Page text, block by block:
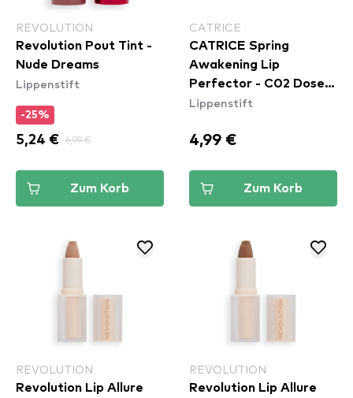
REVOLUTION
Revolution Pout Tint -
Nude Dreams
Lippenstift
-25%
5,24 € 6,99 €
Zum Korb
CATRICE
CATRICE Spring
Awakening Lip
Perfector - C02 Dose
Of Confidence
Lippenstift
4,99 €
Zum Korb
REVOLUTION
Revolution Lip Allure
REVOLUTION
Revolution Lip Allure